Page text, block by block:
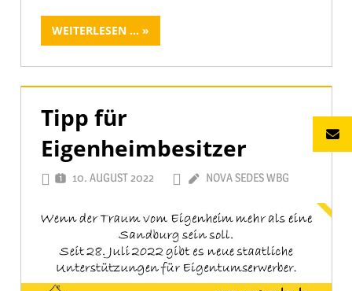
WEITERLESEN ...
Tipp für
Eigenheimbesitzer
10. AUGUST 2022 NOVA SEDES WBG